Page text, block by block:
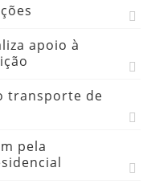
apoio à
transporte de
pela